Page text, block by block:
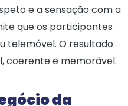
e a sensação com a
que os participantes
telemóvel. O resultado:
coerente e memorável.
da